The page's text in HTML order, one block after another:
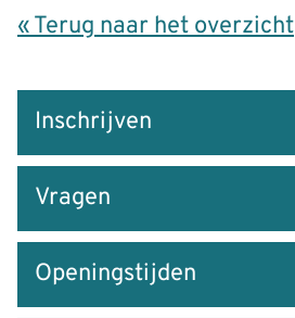
« Terug naar het overzicht
naar
Inschrijven
Vragen
Openingstijden